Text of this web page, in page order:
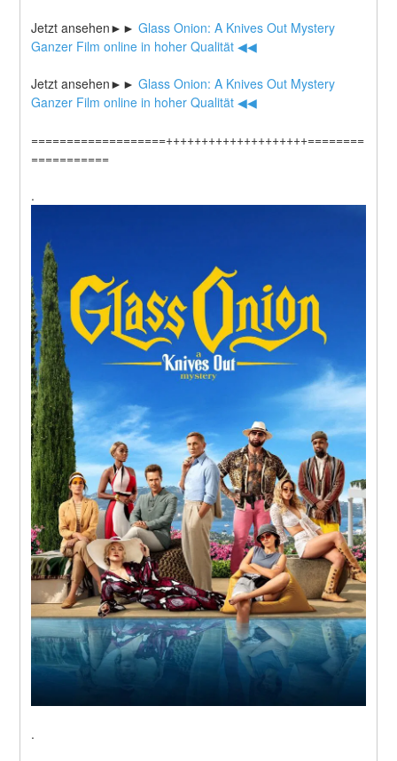
Jetzt ansehen►► Glass Onion: A Knives Out Mystery
Ganzer Film online in hoher Qualität ◀◀
Jetzt ansehen►► Glass Onion: A Knives Out Mystery
Ganzer Film online in hoher Qualität ◀◀
===================++++++++++++++++++++========
===========
.
.